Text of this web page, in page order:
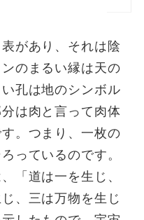
があり、それは陰
のまるい縁は天の
孔は地のシンボル
は肉と言って肉体
。つまり、一枚の
っているのです。
「道は一を生じ、
、三は万物を生じ